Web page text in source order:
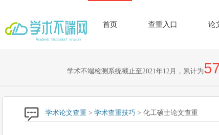
首页 查重入口 论
学术不端检测系统截止至2021年12月，累计为
学术论文查重 > 学术查重技巧 > 化工硕士论文查重